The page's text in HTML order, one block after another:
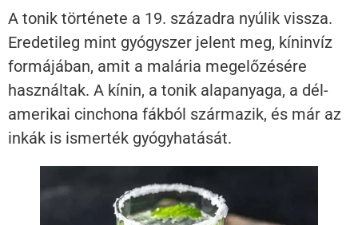
A tonik története a 19. századra nyúlik vissza.
Eredetileg mint gyógyszer jelent meg, kíninvíz
formájában, amit a malária megelőzésére
használtak. A kínin, a tonik alapanyaga, a dél-
amerikai cinchona fákból származik, és már az
inkák is ismerték gyógyhatását.